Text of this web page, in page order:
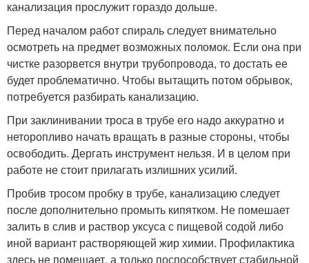
канализация прослужит гораздо дольше.
Перед началом работ спираль следует внимательно
осмотреть на предмет возможных поломок. Если она при
чистке разорвется внутри трубопровода, то достать ее
будет проблематично. Чтобы вытащить потом обрывок,
потребуется разбирать канализацию.
При заклинивании троса в трубе его надо аккуратно и
неторопливо начать вращать в разные стороны, чтобы
освободить. Дергать инструмент нельзя. И в целом при
работе не стоит прилагать излишних усилий.
Пробив тросом пробку в трубе, канализацию следует
после дополнительно промыть кипятком. Не помешает
залить в слив и раствор уксуса с пищевой содой либо
иной вариант растворяющей жир химии. Профилактика
здесь не помешает, а только поспособствует стабильной